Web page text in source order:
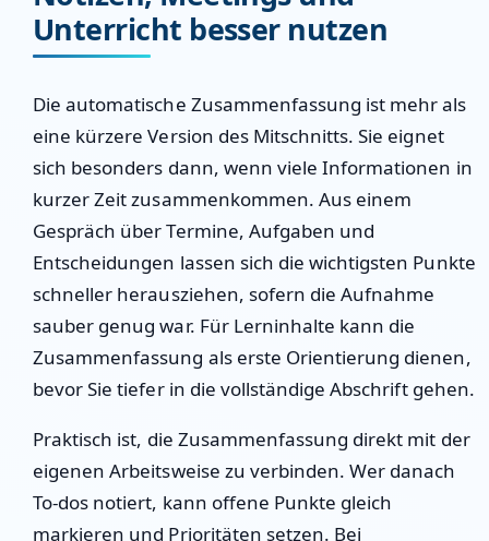
Unterricht besser nutzen
Die automatische Zusammenfassung ist mehr als
eine kürzere Version des Mitschnitts. Sie eignet
sich besonders dann, wenn viele Informationen in
kurzer Zeit zusammenkommen. Aus einem
Gespräch über Termine, Aufgaben und
Entscheidungen lassen sich die wichtigsten Punkte
schneller herausziehen, sofern die Aufnahme
sauber genug war. Für Lerninhalte kann die
Zusammenfassung als erste Orientierung dienen,
bevor Sie tiefer in die vollständige Abschrift gehen.
Praktisch ist, die Zusammenfassung direkt mit der
eigenen Arbeitsweise zu verbinden. Wer danach
To-dos notiert, kann offene Punkte gleich
markieren und Prioritäten setzen. Bei